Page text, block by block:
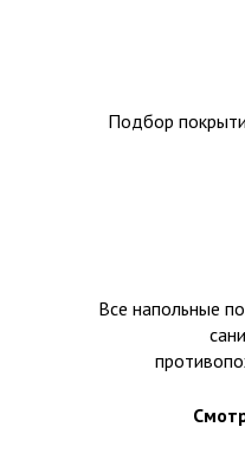
Подбор
Все напольные